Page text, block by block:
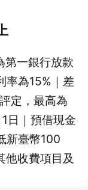
第一銀行放款
率為15%｜差
定，最高為
日｜預借現金
新臺幣100
收費項目及